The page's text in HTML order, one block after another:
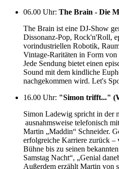
06.00 Uhr: The Brain - Die
The Brain ist eine DJ-Show
Dissonanz-Pop, Rock'n'Roll,
vorindustriellen Robotik,
Vintage-Raritäten in Form
Jede Sendung bietet einen
Sound mit dem kindliche
nachgekommen wird. Let's
16.00 Uhr: "Simon trifft..."
Simon Ladewig spricht in der
ausnahmsweise telefonisch
Martin „Maddin“ Schneider.
erfolgreiche Karriere zurück –
Bühne bis zu seinen
Samstag Nacht“, „Genial
Außerdem erzählt Martin von